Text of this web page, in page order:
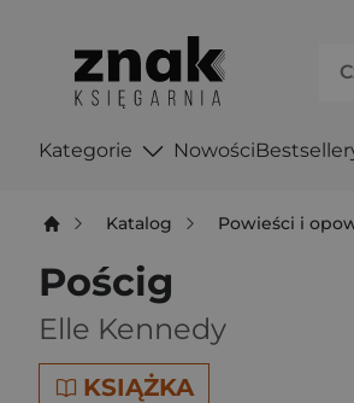
Kategorie Nowości
Katalog Powieści i
Pościg
Elle Kennedy
KSIĄŻKA